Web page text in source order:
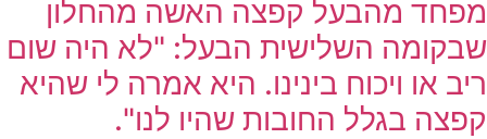
מפחד מהבעל קפצה האשה מהחלון
שבקומה השלישית הבעל: "לא היה שום
ריב או ויכוח בינינו. היא אמרה לי שהיא
קפצה בגלל החובות שהיו לנו".